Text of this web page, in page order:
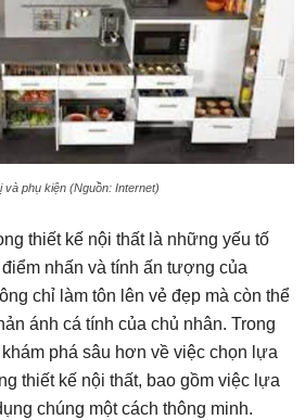
và phụ kiện (Nguồn: Internet)
thiết kế nội thất là những yếu tố
nhấn và tính ấn tượng của
chỉ làm tôn lên vẻ đẹp mà còn thể
ánh cá tính của chủ nhân. Trong
phá sâu hơn về việc chọn lựa
thiết kế nội thất, bao gồm việc lựa
chúng một cách thông minh.